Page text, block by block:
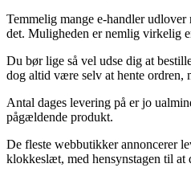
Temmelig mange e-handler
det. Muligheden er nemlig virkelig
Du bør lige så vel udse dig at
dog altid være selv at hente ordren,
Antal dages levering på er jo
pågældende produkt.
De fleste webbutikker annoncerer
klokkeslæt, med hensynstagen til at